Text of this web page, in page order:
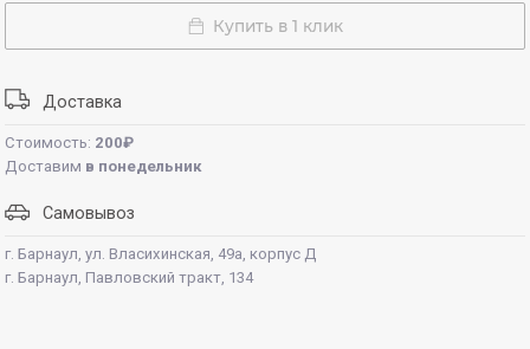
Купить в 1 клик
Доставка
Стоимость: 200₽
Доставим в понедельник
Самовывоз
г. Барнаул, ул. Власихинская, 49а, корпус Д
г. Барнаул, Павловский тракт, 134